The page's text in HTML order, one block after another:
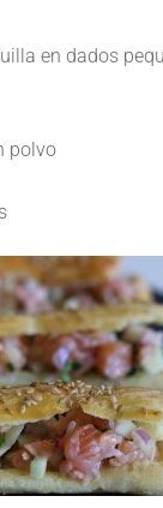
en dados
polvo